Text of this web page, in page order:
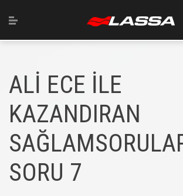
ALİ ECE İLE
KAZANDIRAN
SORU 7